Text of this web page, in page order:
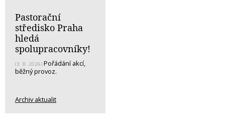
Pastorační
středisko Praha
hledá
spolupracovníky!
(3. 8. 2026) Pořádání akcí,
běžný provoz.
Archiv aktualit